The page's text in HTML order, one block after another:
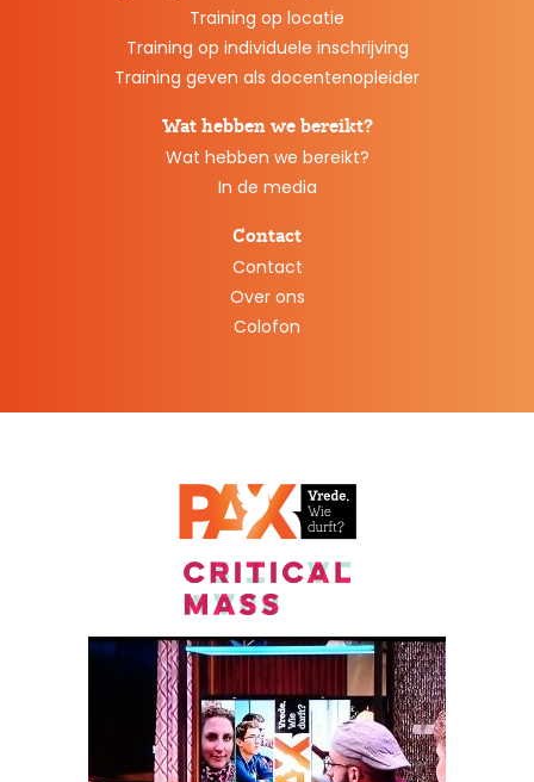
Training op locatie
Training op individuele inschrijving
Training geven als docentenopleider
Wat hebben we bereikt?
Wat hebben we bereikt?
In de media
Contact
Contact
Over ons
Colofon